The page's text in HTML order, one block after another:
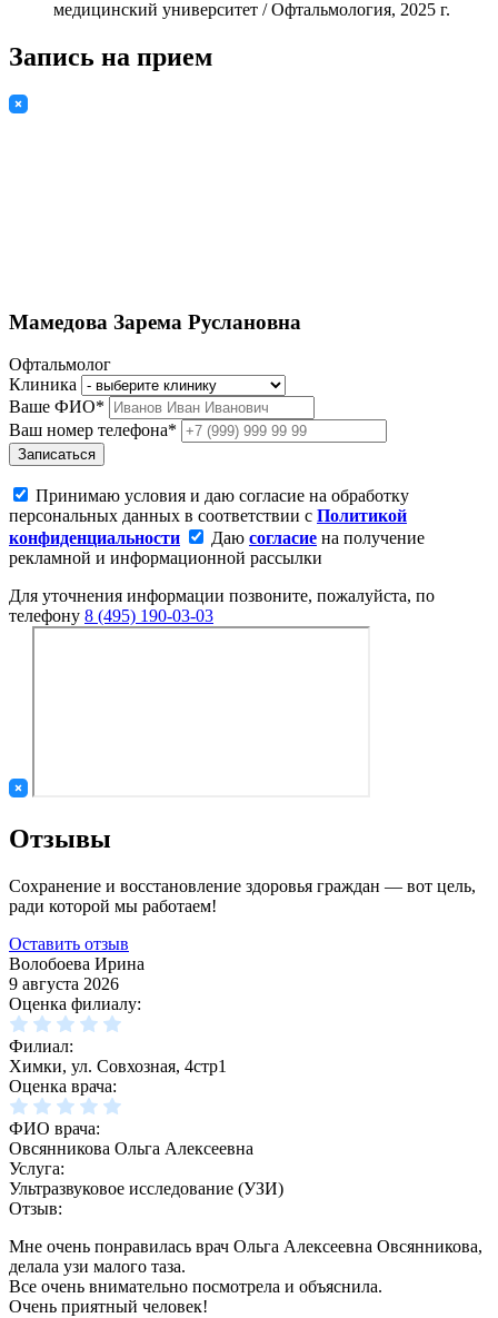
медицинский университет / Офтальмология, 2025 г.
Запись на прием
Мамедова Зарема Руслановна
Офтальмолог
Клиника
Ваше ФИО*
Ваш номер телефона*
Записаться
Принимаю условия и даю согласие на обработку
персональных данных в соответствии с Политикой
конфиденциальности
Даю согласие на получение
рекламной и информационной рассылки
Для уточнения информации позвоните, пожалуйста, по
телефону 8 (495) 190-03-03
Отзывы
Сохранение и восстановление здоровья граждан — вот цель,
ради которой мы работаем!
Оставить отзыв
Волобоева Ирина
9 августа 2026
Оценка филиалу:
Филиал:
Химки, ул. Совхозная, 4стр1
Оценка врача:
ФИО врача:
Овсянникова Ольга Алексеевна
Услуга:
Ультразвуковое исследование (УЗИ)
Отзыв:
Мне очень понравилась врач Ольга Алексеевна Овсянникова,
делала узи малого таза.
Все очень внимательно посмотрела и объяснила.
Очень приятный человек!